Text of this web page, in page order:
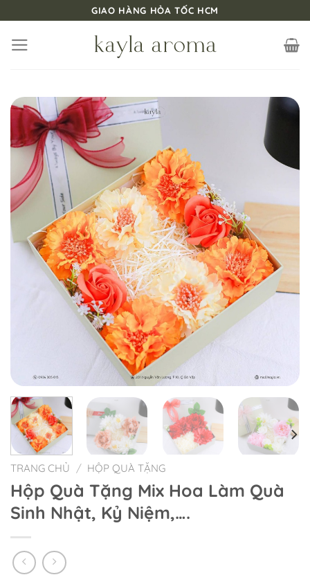
nội
GIAO HÀNG HỎA TỐC HCM
TRANG CHỦ / HỘP QUÀ TẶNG
Hộp Quà Tặng Mix Hoa Làm Quà
Sinh Nhật, Kỷ Niệm,….